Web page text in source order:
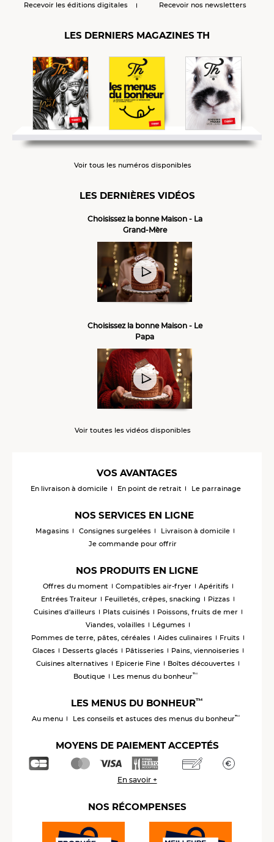
Recevoir les éditions digitales Recevoir nos newsletters
LES DERNIERS MAGAZINES TH
Voir tous les numéros disponibles
LES DERNIÈRES VIDÉOS
Choisissez la bonne Maison - La
Grand-Mère
Choisissez la bonne Maison - Le
Papa
Voir toutes les vidéos disponibles
VOS AVANTAGES
En livraison à domicile En point de retrait Le parrainage
NOS SERVICES EN LIGNE
Magasins Consignes surgelées
Livraison à domicile
Je commande pour offrir
NOS PRODUITS EN LIGNE
Offres du moment Compatibles air-fryer
Apéritifs
Entrées Traiteur
Feuilletés, crêpes, snacking
Pizzas
Cuisines d'ailleurs
Plats cuisinés
Poissons, fruits de mer
Viandes, volailles
Légumes
Pommes de terre, pâtes, céréales
Aides culinaires
Fruits
Glaces
Desserts glacés Pâtisseries
Pains, viennoiseries
Cuisines alternatives
Epicerie Fine
Boîtes découvertes
Boutique
Les menus du bonheur™
LES MENUS DU BONHEUR™
Au menu Les conseils et astuces des menus du bonheur™
MOYENS DE PAIEMENT ACCEPTÉS
En savoir +
NOS RÉCOMPENSES